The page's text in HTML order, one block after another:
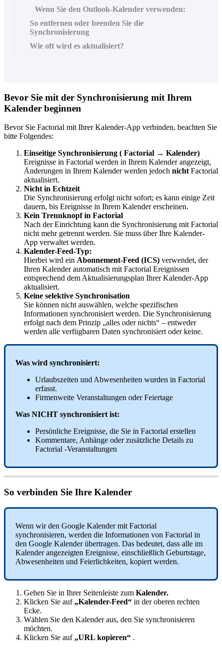
Wenn Sie den Outlook-Kalender verwenden:
So entfernen oder beenden Sie die
Synchronisierung
Wie oft wird es aktualisiert?
Bevor Sie mit der Synchronisierung mit Ihrem
Kalender beginnen
Bevor Sie Factorial mit Ihrer Kalender-App verbinden, beachten Sie
bitte Folgendes:
Einseitige Synchronisierung ( Factorial → Kalender)
Ereignisse in Factorial werden in Ihrem Kalender angezeigt,
Änderungen in Ihrem Kalender werden jedoch nicht Factorial
aktualisiert.
Nicht in Echtzeit
Die Synchronisierung erfolgt nicht sofort; es kann einige Zeit
dauern, bis Ereignisse in Ihrem Kalender erscheinen.
Kein Trennknopf in Factorial
Nach der Einrichtung kann die Synchronisierung mit Factorial
nicht mehr getrennt werden. Sie muss über Ihre Kalender-
App verwaltet werden.
Kalender-Feed-Typ:
Hierbei wird ein Abonnement-Feed (ICS) verwendet, der
Ihren Kalender automatisch mit Factorial Ereignissen
entsprechend dem Aktualisierungsplan Ihrer Kalender-App
aktualisiert.
Keine selektive Synchronisation
Sie können nicht auswählen, welche spezifischen
Informationen synchronisiert werden. Die Synchronisierung
erfolgt nach dem Prinzip „alles oder nichts“ – entweder
werden alle verfügbaren Daten synchronisiert oder keine.
Was wird synchronisiert:
Urlaubszeiten und Abwesenheiten wurden in Factorial
erfasst.
Firmenweite Veranstaltungen oder Feiertage
Was NICHT synchronisiert ist:
Persönliche Ereignisse, die Sie in Factorial erstellen
Kommentare, Anhänge oder zusätzliche Details zu
Factorial -Veranstaltungen
So verbinden Sie Ihre Kalender
Wenn wir den Google Kalender mit Factorial
synchronisieren, werden die Informationen von Factorial in
den Google Kalender übertragen. Das bedeutet, dass alle im
Kalender angezeigten Ereignisse, einschließlich Geburtstage,
Abwesenheiten und Feierlichkeiten, kopiert werden.
Gehen Sie in Ihrer Seitenleiste zum Kalender.
Klicken Sie auf „Kalender-Feed“ in der oberen rechten
Ecke.
Wählen Sie den Kalender aus, den Sie synchronisieren
möchten.
Klicken Sie auf „URL kopieren“ .